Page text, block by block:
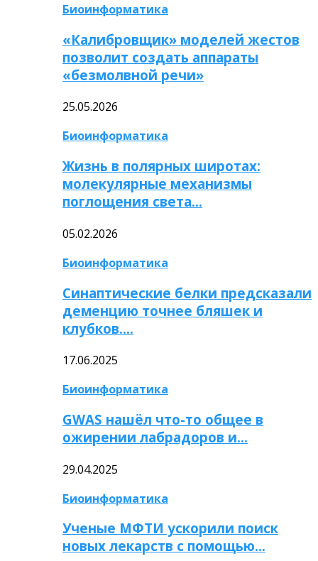
Биоинформатика
«Калибровщик» моделей жестов
позволит создать аппараты
«безмолвной речи»
25.05.2026
Биоинформатика
Жизнь в полярных широтах:
молекулярные механизмы
поглощения света…
05.02.2026
Биоинформатика
Синаптические белки предсказали
деменцию точнее бляшек и
клубков….
17.06.2025
Биоинформатика
GWAS нашёл что-то общее в
ожирении лабрадоров и…
29.04.2025
Биоинформатика
Ученые МФТИ ускорили поиск
новых лекарств с помощью…